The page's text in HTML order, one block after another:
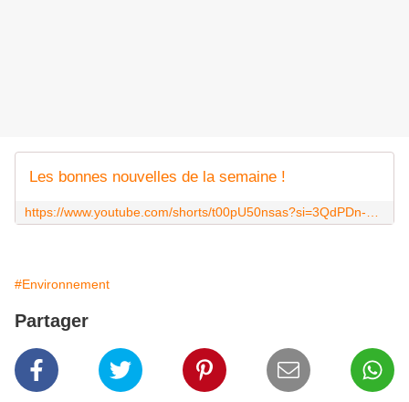
Les bonnes nouvelles de la semaine !
#Environnement
Partager